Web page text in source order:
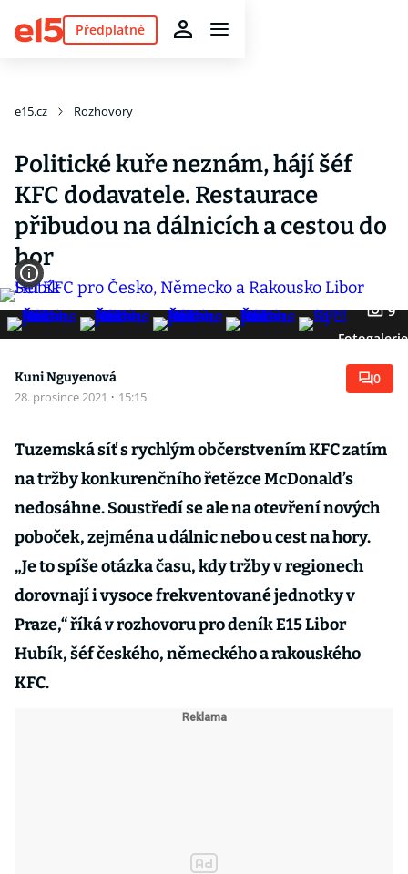
Předplatné
e15.cz Rozhovory
Politické kuře neznám, hájí šéf
KFC dodavatele. Restaurace
přibudou na dálnicích a cestou do
hor
9
Fotogalerie
Kuni Nguyenová
28. prosince 2021 · 15:15
0
Tuzemská síť s rychlým občerstvením KFC zatím
na tržby konkurenčního řetězce McDonald’s
nedosáhne. Soustředí se ale na otevření nových
poboček, zejména u dálnic nebo u cest na hory.
„Je to spíše otázka času, kdy tržby v regionech
dorovnají i vysoce frekventované jednotky v
Praze,“ říká v rozhovoru pro deník E15 Libor
Hubík, šéf českého, německého a rakouského
KFC.